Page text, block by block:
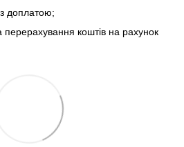
доплатою;
перерахування коштів на рахунок